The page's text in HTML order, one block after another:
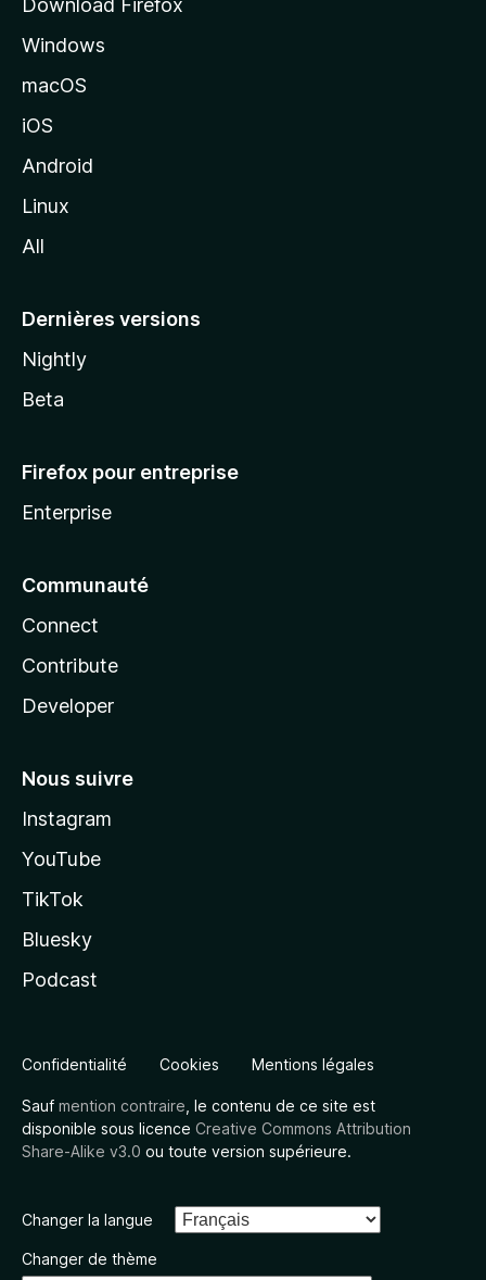
l
d
o
z
l
Download Firefox
Windows
macOS
iOS
Android
Linux
All
Dernières versions
Nightly
Beta
Firefox pour entreprise
Enterprise
Communauté
Connect
Contribute
Developer
Nous suivre
Instagram
YouTube
TikTok
Bluesky
Podcast
Confidentialité Cookies Mentions légales
Sauf mention contraire , le contenu de ce site est
disponible sous licence Creative Commons Attribution
Share-Alike v3.0 ou toute version supérieure.
Changer la langue
Changer de thème